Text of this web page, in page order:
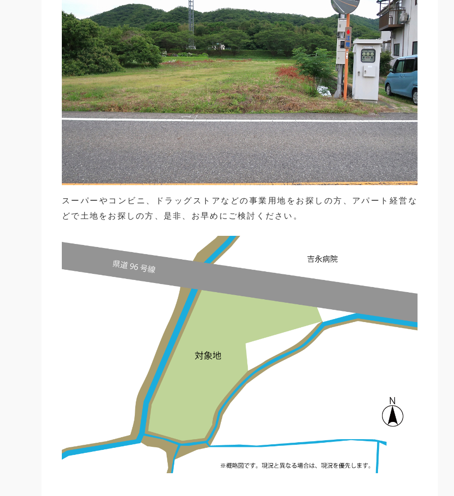
スーパーやコンビニ、ドラッグストアなどの事業用地をお探しの方、アパート経営な
どで土地をお探しの方、是非、お早めにご検討ください。